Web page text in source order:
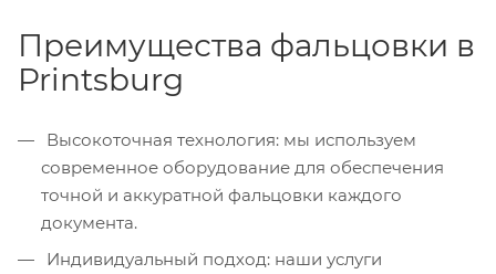
Преимущества фальцовки в
Printsburg
Высокоточная технология: мы используем
современное оборудование для обеспечения
точной и аккуратной фальцовки каждого
документа.
Индивидуальный подход: наши услуги